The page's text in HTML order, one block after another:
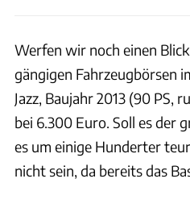
Werfen wir noch einen
gängigen Fahrzeugbörsen
Jazz, Baujahr 2013 (90 PS,
bei 6.300 Euro. Soll es der
es um einige Hunderter
nicht sein, da bereits das